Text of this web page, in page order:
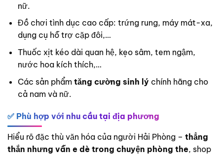
nữ.
Đồ chơi tình dục cao cấp: trứng rung, máy mát-xa,
dụng cụ hỗ trợ cặp đôi,…
Thuốc xịt kéo dài quan hệ, kẹo sâm, tem ngậm,
nước hoa kích thích,…
Các sản phẩm tăng cường sinh lý chính hãng cho
cả nam và nữ.
✅ Phù hợp với nhu cầu tại địa phương
Hiểu rõ đặc thù văn hóa của người Hải Phòng – thẳng
thắn nhưng vẫn e dè trong chuyện phòng the, shop